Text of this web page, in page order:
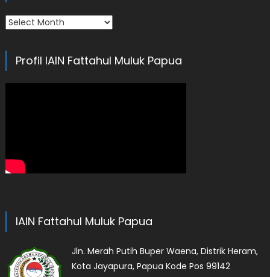
Arsip
Profil IAIN Fattahul Muluk Papua
IAIN Fattahul Muluk Papua
Jln. Merah Putih Buper Waena, Distrik Heram,
Kota Jayapura, Papua Kode Pos 99142